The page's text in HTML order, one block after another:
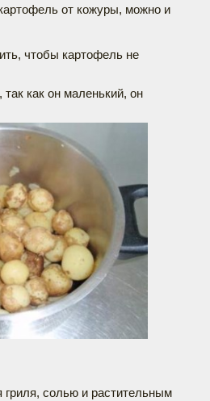
от кожуры, можно и
чтобы картофель не
как он маленький, он
солью и растительным